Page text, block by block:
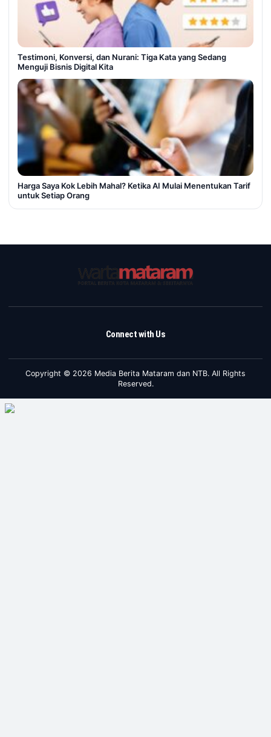
Testimoni, Konversi, dan Nurani: Tiga Kata yang Sedang
Menguji Bisnis Digital Kita
Harga Saya Kok Lebih Mahal? Ketika AI Mulai Menentukan Tarif
untuk Setiap Orang
Connect with Us
Copyright © 2026 Media Berita Mataram dan NTB. All Rights
Reserved.